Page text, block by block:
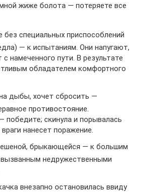
жиже болота — потеряете все
без специальных приспособлений
— к испытаниям. Они напугают,
намеченного пути. В результате
обладателем комфортного
дыбы, хочет сбросить —
противостояние.
победите; скинула и порывалась
нанесет поражение.
брыкающейся — к большим
недружественными
внезапно остановилась ввиду